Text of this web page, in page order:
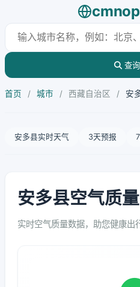
查
首页 / 城市 / 西藏自治区 / 安
安多县实时天气 3天预报
安多县空气质
实时空气质量数据，助您健康出